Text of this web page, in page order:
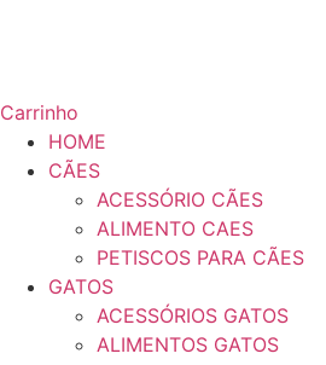
Carrinho
HOME
CÃES
ACESSÓRIO CÃES
ALIMENTO CAES
PETISCOS PARA CÃES
GATOS
ACESSÓRIOS GATOS
ALIMENTOS GATOS